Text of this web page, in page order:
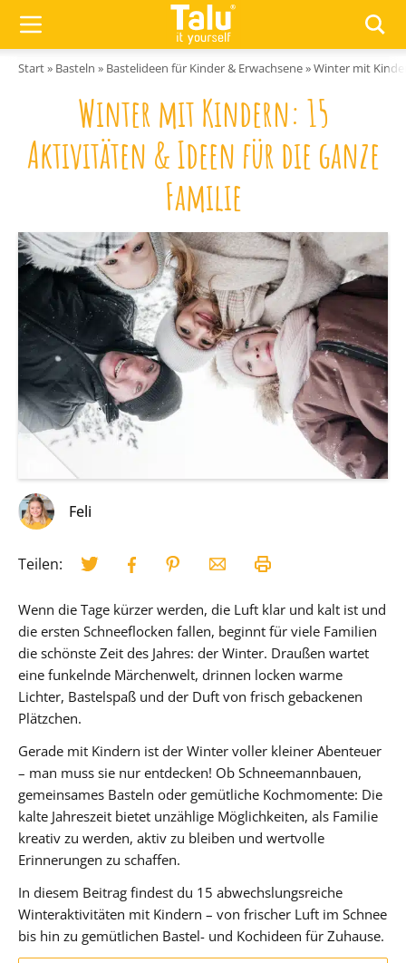
Start» Basteln » Bastelideen für Kinder & Erwachsene»Winter mit
Winter mit Kindern: 15
Aktivitäten & Ideen für die ganze
Familie
Feli
Teilen:
Wenn die Tage kürzer werden, die Luft klar und kalt ist und
die ersten Schneeflocken fallen, beginnt für viele Familien
die schönste Zeit des Jahres: der Winter. Draußen wartet
eine funkelnde Märchenwelt, drinnen locken warme
Lichter, Bastelspaß und der Duft von frisch gebackenen
Plätzchen.
Gerade mit Kindern ist der Winter voller kleiner Abenteuer
– man muss sie nur entdecken! Ob Schneemannbauen,
gemeinsames Basteln oder gemütliche Kochmomente: Die
kalte Jahreszeit bietet unzählige Möglichkeiten, als Familie
kreativ zu werden, aktiv zu bleiben und wertvolle
Erinnerungen zu schaffen.
In diesem Beitrag findest du 15 abwechslungsreiche
Winteraktivitäten mit Kindern – von frischer Luft im Schnee
bis hin zu gemütlichen Bastel- und Kochideen für Zuhause.